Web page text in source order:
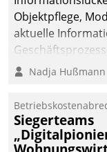
Objektpflege,
aktuelle
Nadja Hußmann
Siegerteams